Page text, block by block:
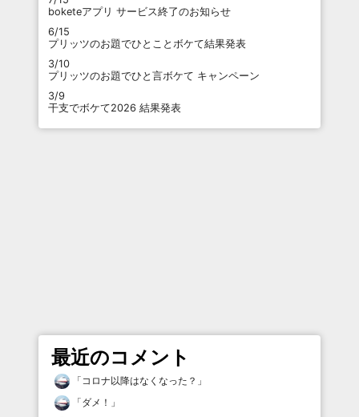
boketeアプリ サービス終了のお知らせ
6/15
プリッツのお題でひとことボケて結果発表
3/10
プリッツのお題でひと言ボケて キャンペーン
3/9
干支でボケて2026 結果発表
最近のコメント
「 コロナ以降はなくなった？ 」
「ダメ！ 」